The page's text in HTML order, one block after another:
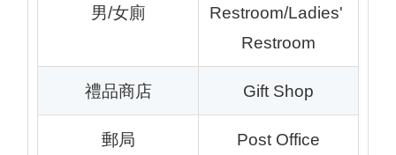
男/女廁
Restroom/Ladies'
Restroom
禮品商店 Gift Shop
郵局 Post Office